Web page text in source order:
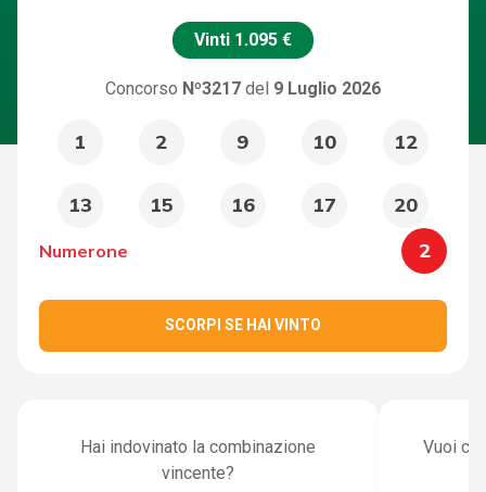
Vinti 1.095 €
Concorso Nº3217 del 9 Luglio 2026
1 2 9 10 12
13 15 16 17 20
Numerone 2
SCORPI SE HAI VINTO
Hai indovinato la combinazione
vincente?
Vuoi